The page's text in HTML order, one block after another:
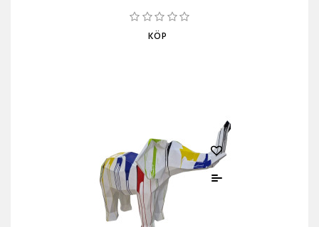
KÖP